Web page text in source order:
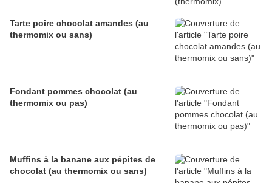
Tarte poire chocolat amandes (au
thermomix ou sans)
Fondant pommes chocolat (au
thermomix ou pas)
Muffins à la banane aux pépites de
chocolat (au thermomix ou sans)